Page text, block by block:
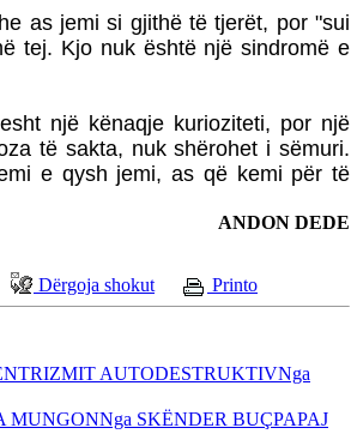
as jemi si gjithë të tjerët, por "sui
tej. Kjo nuk është një sindromë e
një kënaqje kurioziteti, por një
të sakta, nuk shërohet i sëmuri.
e qysh jemi, as që kemi për të
ANDON DEDE
Dërgoja shokut Printo
AUTODESTRUKTIVNga
SKËNDER BUÇPAPAJ